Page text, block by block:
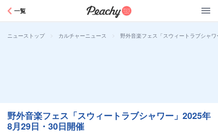
一覧
ニューストップ > カルチャーニュース > 野外音楽フェス「スウィートラブシャ
野外音楽フェス「スウィートラブシャワー」2025年
8月29日・30日開催